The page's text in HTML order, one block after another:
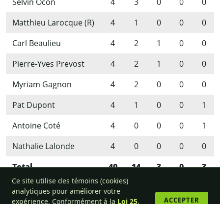
Matthieu Larocque (R)
4 1 0 0
0
Carl Beaulieu
4 2 1 0
0
Pierre-Yves Prevost
4 2 1 0
0
Myriam Gagnon
4 2 0 0
0
Pat Dupont
4 1 0 0
1
Antoine Coté
4 0 0 0
1
Nathalie Lalonde
4 0 0 0
0
Total
40 14 3 0 3
Ce site utilise des témoins (cookies)
analytiques pour améliorer votre
expérience. Conformément à la Loi 25, ACCEPTER